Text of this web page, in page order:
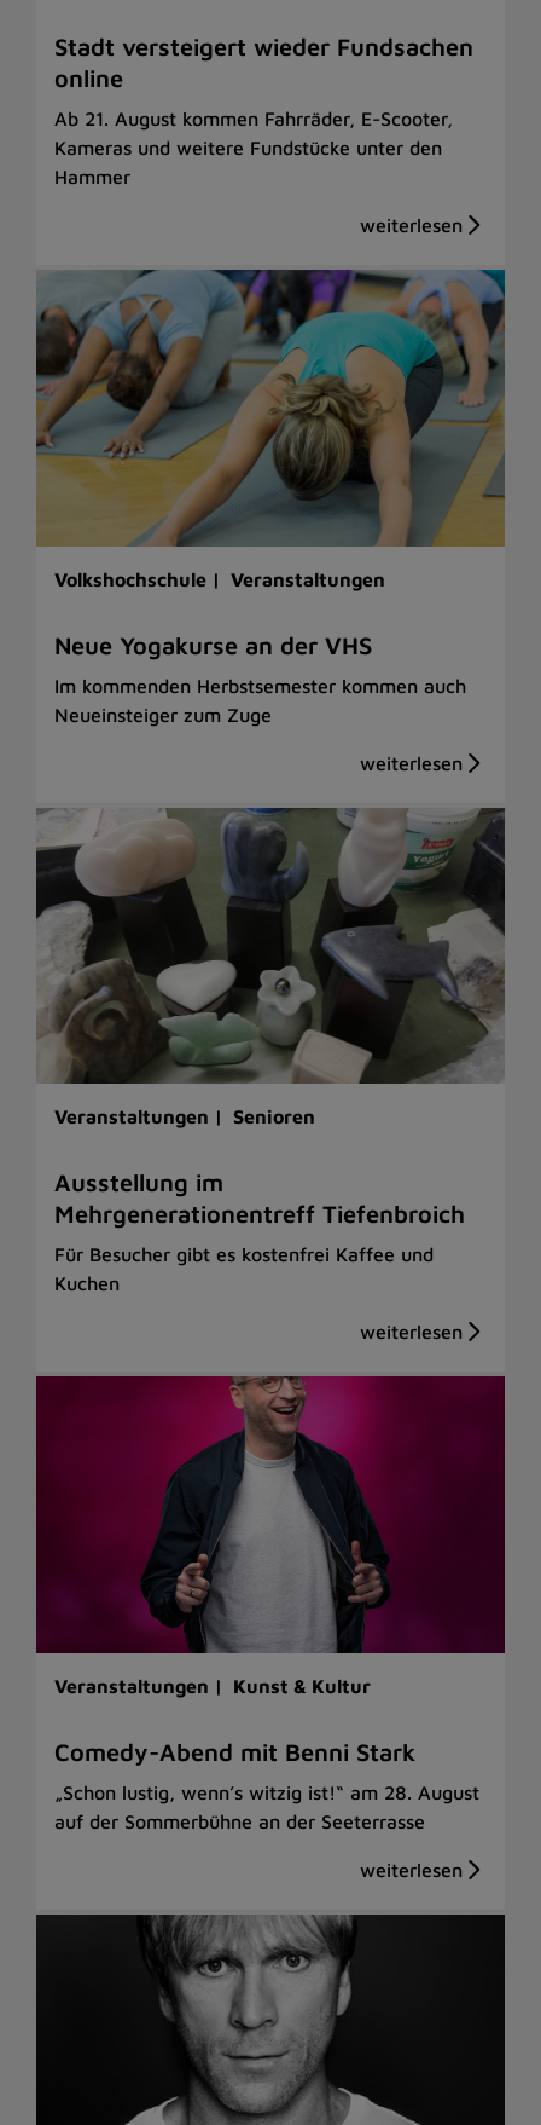
Stadt versteigert wieder Fundsachen
online
Ab 21. August kommen Fahrräder, E-Scooter,
Kameras und weitere Fundstücke unter den
Hammer
Volkshochschule | Veranstaltungen
Neue Yogakurse an der VHS
Im kommenden Herbstsemester kommen auch
Neueinsteiger zum Zuge
Veranstaltungen | Senioren
Ausstellung im
Mehrgenerationentreff Tiefenbroich
Für Besucher gibt es kostenfrei Kaffee und
Kuchen
Veranstaltungen | Kunst & Kultur
Comedy-Abend mit Benni Stark
„Schon lustig, wenn’s witzig ist!“ am 28. August
auf der Sommerbühne an der Seeterrasse